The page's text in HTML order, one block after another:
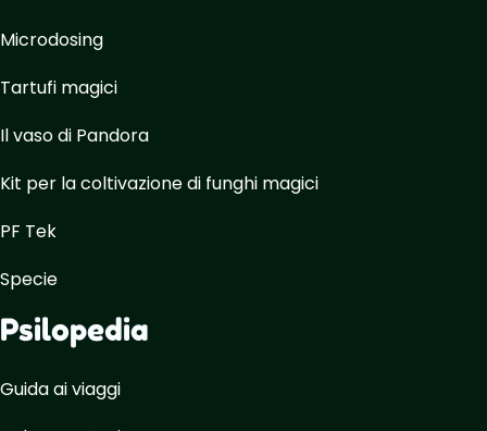
Microdosing
Tartufi magici
Il vaso di Pandora
Kit per la coltivazione di funghi magici
PF Tek
Specie
Psilopedia
Guida ai viaggi